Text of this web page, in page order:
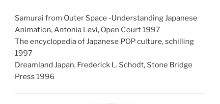
Samurai from Outer Space -Understanding Japanese
Animation, Antonia Levi, Open Court 1997
The encyclopedia of Japanese POP culture, schilling
1997
Dreamland Japan, Frederick L. Schodt, Stone Bridge
Press 1996